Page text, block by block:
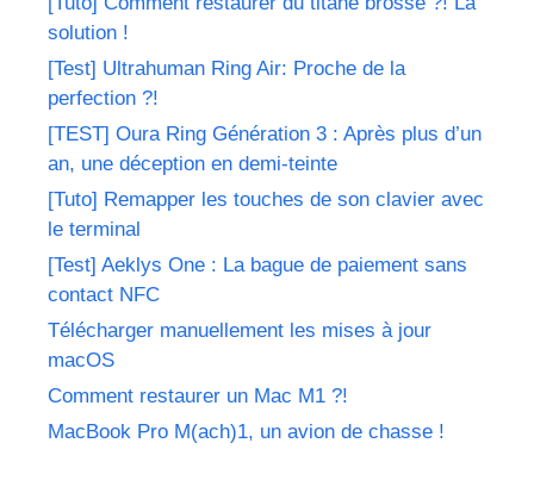
solution !
[Test] Ultrahuman Ring Air: Proche de la
perfection ?!
[TEST] Oura Ring Génération 3 : Après plus d’un
an, une déception en demi-teinte
[Tuto] Remapper les touches de son clavier avec
le terminal
[Test] Aeklys One : La bague de paiement sans
contact NFC
Télécharger manuellement les mises à jour
macOS
Comment restaurer un Mac M1 ?!
MacBook Pro M(ach)1, un avion de chasse !